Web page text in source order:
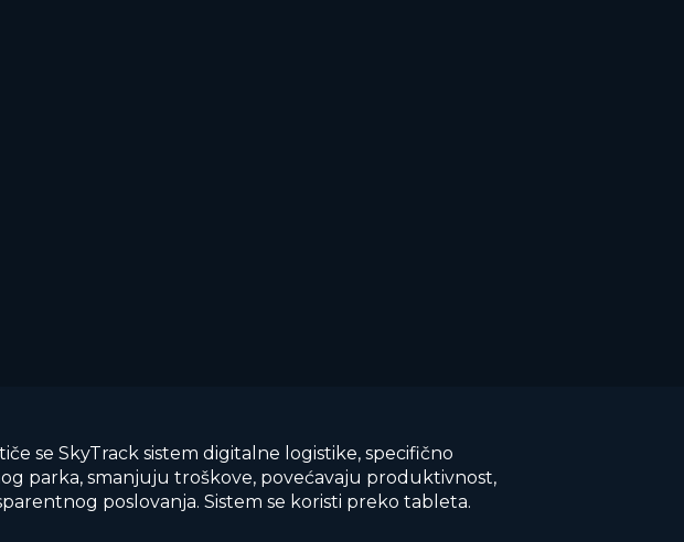
se SkyTrack sistem digitalne logistike, specifično
parka, smanjuju troškove, povećavaju produktivnost,
poslovanja. Sistem se koristi preko tableta.